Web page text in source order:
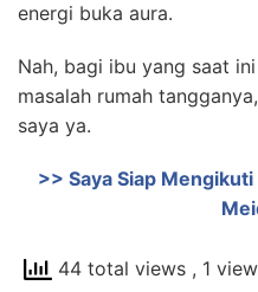
energi buka aura.
Nah, bagi ibu yang saat
masalah rumah
saya ya.
>> Saya Siap
44 total views , 1